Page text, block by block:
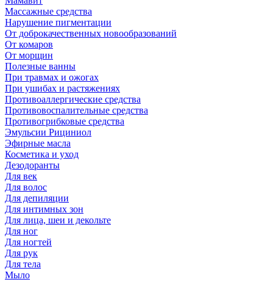
Массажные средства
Нарушение пигментации
От доброкачественных новообразований
От комаров
От морщин
Полезные ванны
При травмах и ожогах
При ушибах и растяжениях
Противоаллергические средства
Противовоспалительные средства
Противогрибковые средства
Эмульсии Рициниол
Эфирные масла
Косметика и уход
Дезодоранты
Для век
Для волос
Для депиляции
Для интимных зон
Для лица, шеи и декольте
Для ног
Для ногтей
Для рук
Для тела
Мыло